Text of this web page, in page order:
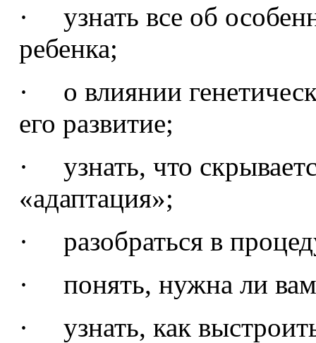
· узнать все об
ребенка;
· о влиянии
его развитие;
· узнать, что
«адаптация»;
· разобраться в
· понять, нужна ли
· узнать, как